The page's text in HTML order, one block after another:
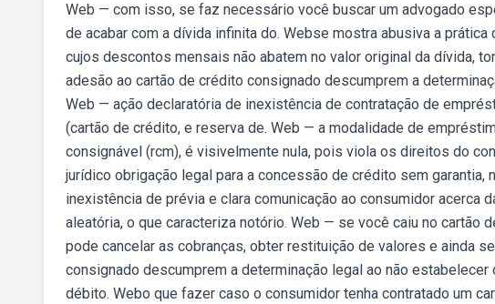
Web — com isso, se faz necessário você buscar um advogado
de acabar com a dívida infinita do. Webse mostra abusiva a
cujos descontos mensais não abatem no valor original da dívida,
adesão ao cartão de crédito consignado descumprem a
Web — ação declaratória de inexistência de contratação de
(cartão de crédito, e reserva de. Web — a modalidade de
consignável (rcm), é visivelmente nula, pois viola os direitos do
jurídico obrigação legal para a concessão de crédito sem
inexistência de prévia e clara comunicação ao consumidor acerca
aleatória, o que caracteriza notório. Web — se você caiu no cartão
pode cancelar as cobranças, obter restituição de valores e ainda
consignado descumprem a determinação legal ao não
débito. Webo que fazer caso o consumidor tenha contratado um